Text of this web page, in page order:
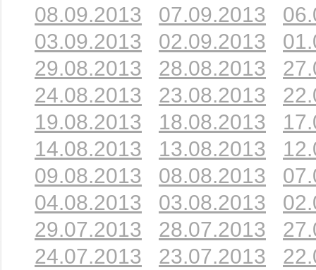
08.09.2013
07.09.2013
03.09.2013
02.09.2013
29.08.2013
28.08.2013
24.08.2013
23.08.2013
19.08.2013
18.08.2013
14.08.2013
13.08.2013
09.08.2013
08.08.2013
04.08.2013
03.08.2013
29.07.2013
28.07.2013
24.07.2013
23.07.2013